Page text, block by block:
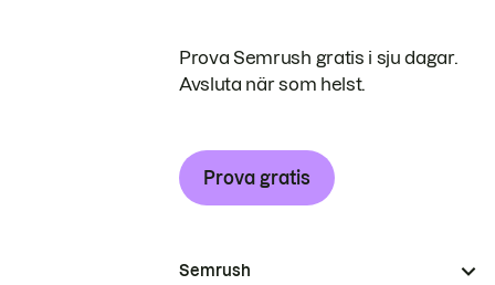
Prova Semrush gratis i sju dagar.
Avsluta när som helst.
Prova gratis
Semrush